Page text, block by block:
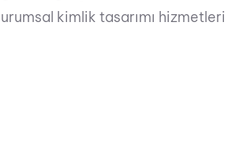
kimlik tasarımı hizmetleri